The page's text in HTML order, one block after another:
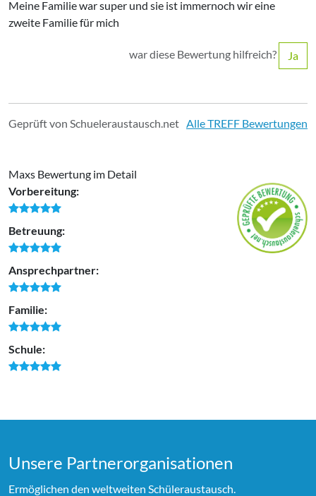
Meine Familie war super und sie ist immernoch wir eine
zweite Familie für mich
war diese Bewertung hilfreich? Ja
Geprüft von Schueleraustausch.net Alle TREFF Bewertungen
Maxs Bewertung im Detail
Vorbereitung:
Betreuung:
Ansprechpartner:
Familie:
Schule:
Unsere Partner­organi­sationen
Ermöglichen den weltweiten Schüleraustausch.